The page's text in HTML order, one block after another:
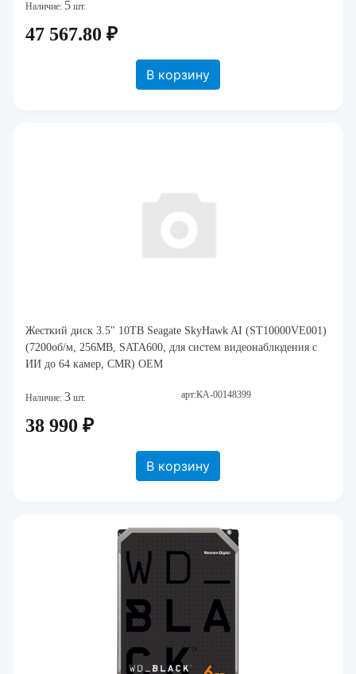
Наличие: 5 шт.
47 567.80 ₽
В корзину
Жесткий диск 3.5" 10TB Seagate SkyHawk AI (ST10000VE001)
(7200об/м, 256MB, SATA600, для систем видеонаблюдения с
ИИ до 64 камер, CMR) OEM
Наличие: 3 шт. арт:КА-00148399
38 990 ₽
В корзину